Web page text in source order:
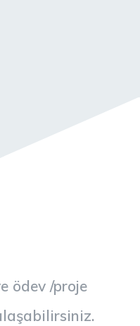
ödev /proje